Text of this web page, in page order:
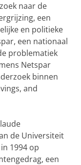
naar de
een
en politieke
een nationaal
problematiek
Netspar
binnen
and
de Universiteit
1994 op
een